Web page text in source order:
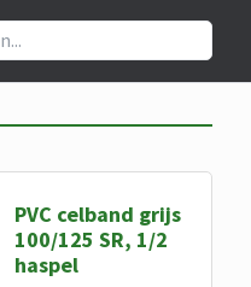
PVC celband grijs
100/125 SR, 1/2
haspel